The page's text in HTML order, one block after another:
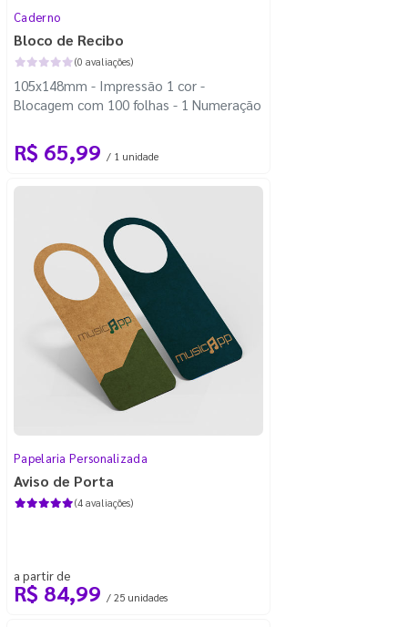
Caderno
Bloco de Recibo
(0 avaliações)
105x148mm - Impressão 1 cor -
Blocagem com 100 folhas - 1 Numeração
R$ 65,99 / 1 unidade
Papelaria Personalizada
Aviso de Porta
(4 avaliações)
a partir de
R$ 84,99 / 25 unidades